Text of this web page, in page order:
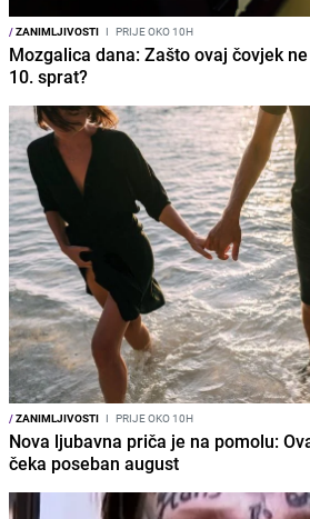
/ZANIMLJIVOSTI I PRIJE OKO 10H
Mozgalica dana: Zašto ovaj čovjek
10. sprat?
/ZANIMLJIVOSTI I PRIJE OKO 10H
Nova ljubavna priča je na pomolu:
čeka poseban august